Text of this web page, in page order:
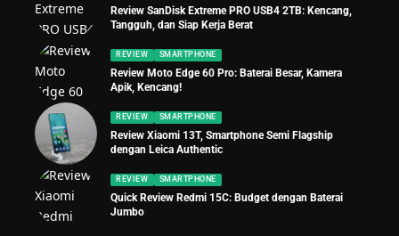
Review SanDisk Extreme PRO USB4 2TB: Kencang,
Tangguh, dan Siap Kerja Berat
REVIEW SMARTPHONE
Review Moto Edge 60 Pro: Baterai Besar, Kamera
Apik, Kencang!
REVIEW SMARTPHONE
Review Xiaomi 13T, Smartphone Semi Flagship
dengan Leica Authentic
REVIEW SMARTPHONE
Quick Review Redmi 15C: Budget dengan Baterai
Jumbo